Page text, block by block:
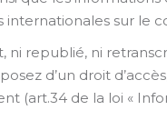
sur le
republié, ni
d’un droit
(art.34 de la loi «